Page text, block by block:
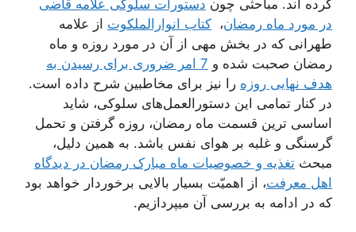
کرده اند. مباحثی چون دستورات سلوکی علامه قاضی
در مورد ماه رمضان، کتاب انوارالملکوت از علامه
طهرانی که در بخش مهی از آن در مورد روزه و ماه
رمضان صحبت شده و
7 امر ضروری برای رسیدن به
هدف نهایی روزه را نیز برای مخاطبین شرح داده است.
در کنار تمامی این دستورالعمل‌های سلوکی، شاید
اساسی ترین قسمت ماه رمضان، روزه گرفتن و تحمل
گرسنگی‌ و غلبه بر هوای نفس باشد. به همین دلیل،
مبحث تغذیه و خصوصیات ماه مبارک رمضان در دیدگاه
اهل معرفت، از اهمیّت بسیار بالایی برخوردار خواهد بود
که در ادامه به بررسی آن میپردازیم.